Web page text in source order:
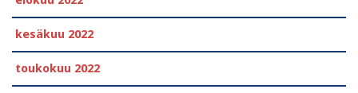
kesäkuu 2022
toukokuu 2022